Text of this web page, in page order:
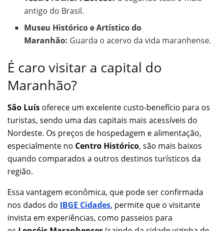
antigo do Brasil.
Museu Histórico e Artístico do
Maranhão: Guarda o acervo da vida maranhense.
É caro visitar a capital do
Maranhão?
São Luís oferece um excelente custo-benefício para os
turistas, sendo uma das capitais mais acessíveis do
Nordeste. Os preços de hospedagem e alimentação,
especialmente no Centro Histórico, são mais baixos
quando comparados a outros destinos turísticos da
região.
Essa vantagem econômica, que pode ser confirmada
nos dados do IBGE Cidades, permite que o visitante
invista em experiências, como passeios para